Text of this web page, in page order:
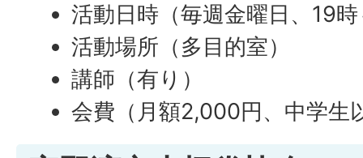
活動日時（毎週金曜日、19
活動場所（多目的室）
講師（有り）
会費（月額2,000円、中学生